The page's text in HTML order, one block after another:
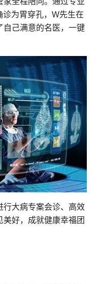
诊为胃穿孔，W先生在
自己满意的名医，一键
行大病专案会诊、高效
好，成就健康幸福团